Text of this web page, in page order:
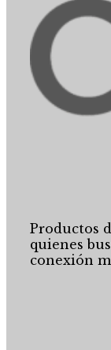
Productos
quienes
conexión